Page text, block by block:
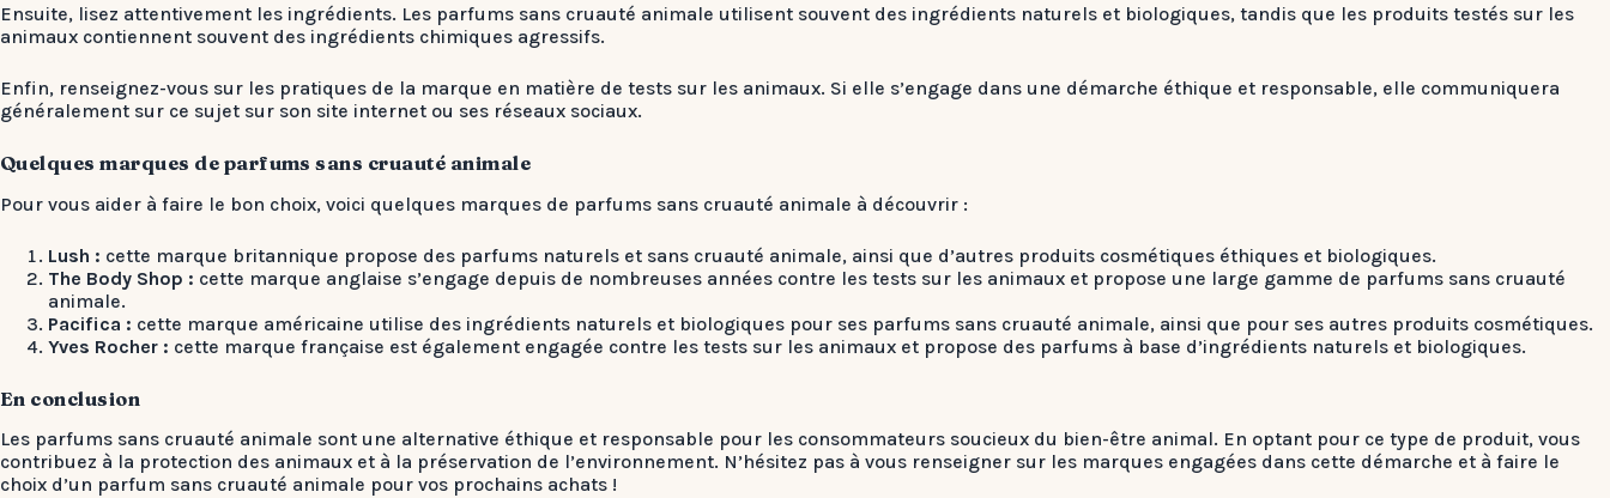
Ensuite, lisez attentivement les ingrédients. Les parfums sans cruauté animale utilisent souvent des ingrédients naturels et biologiques, tandis que les produits testés sur les
animaux contiennent souvent des ingrédients chimiques agressifs.
Enfin, renseignez-vous sur les pratiques de la marque en matière de tests sur les animaux. Si elle s’engage dans une démarche éthique et responsable, elle communiquera
généralement sur ce sujet sur son site internet ou ses réseaux sociaux.
Quelques marques de parfums sans cruauté animale
Pour vous aider à faire le bon choix, voici quelques marques de parfums sans cruauté animale à découvrir :
Lush : cette marque britannique propose des parfums naturels et sans cruauté animale, ainsi que d’autres produits cosmétiques éthiques et biologiques.
The Body Shop : cette marque anglaise s’engage depuis de nombreuses années contre les tests sur les animaux et propose une large gamme de parfums sans cruauté
animale.
Pacifica : cette marque américaine utilise des ingrédients naturels et biologiques pour ses parfums sans cruauté animale, ainsi que pour ses autres produits cosmétiques.
Yves Rocher : cette marque française est également engagée contre les tests sur les animaux et propose des parfums à base d’ingrédients naturels et biologiques.
En conclusion
Les parfums sans cruauté animale sont une alternative éthique et responsable pour les consommateurs soucieux du bien-être animal. En optant pour ce type de produit, vous
contribuez à la protection des animaux et à la préservation de l’environnement. N’hésitez pas à vous renseigner sur les marques engagées dans cette démarche et à faire le
choix d’un parfum sans cruauté animale pour vos prochains achats !